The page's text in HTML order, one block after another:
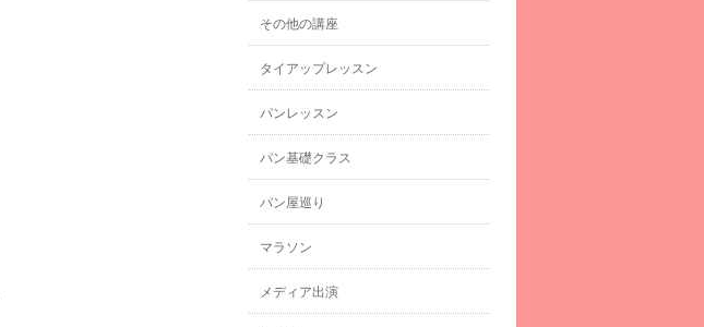
その他の講座
タイアップレッスン
パンレッスン
パン基礎クラス
パン屋巡り
マラソン
メディア出演